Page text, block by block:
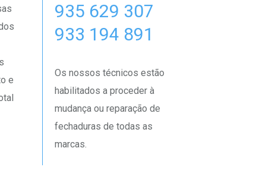
e
935 629 307
933 194 891
Os nossos técnicos estão
habilitados a proceder à
mudança ou reparação de
fechaduras de todas as
marcas.